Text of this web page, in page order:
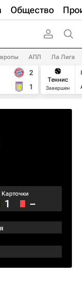
Общество
АПЛ Ла Лига
2
1
Теннис
Завершен
Карточки
1 –